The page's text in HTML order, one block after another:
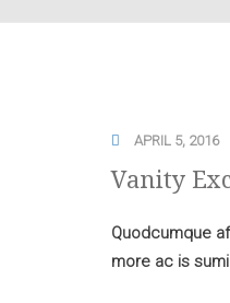
APRIL 5, 2016
Vanity
Quodcumque
more ac is